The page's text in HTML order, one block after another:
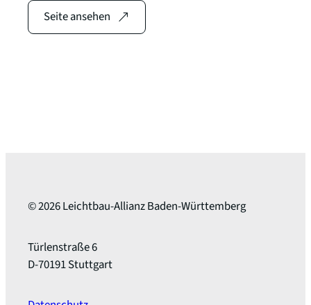
Seite ansehen
© 2026 Leichtbau-Allianz Baden-Württemberg
Türlenstraße 6
D-70191 Stuttgart